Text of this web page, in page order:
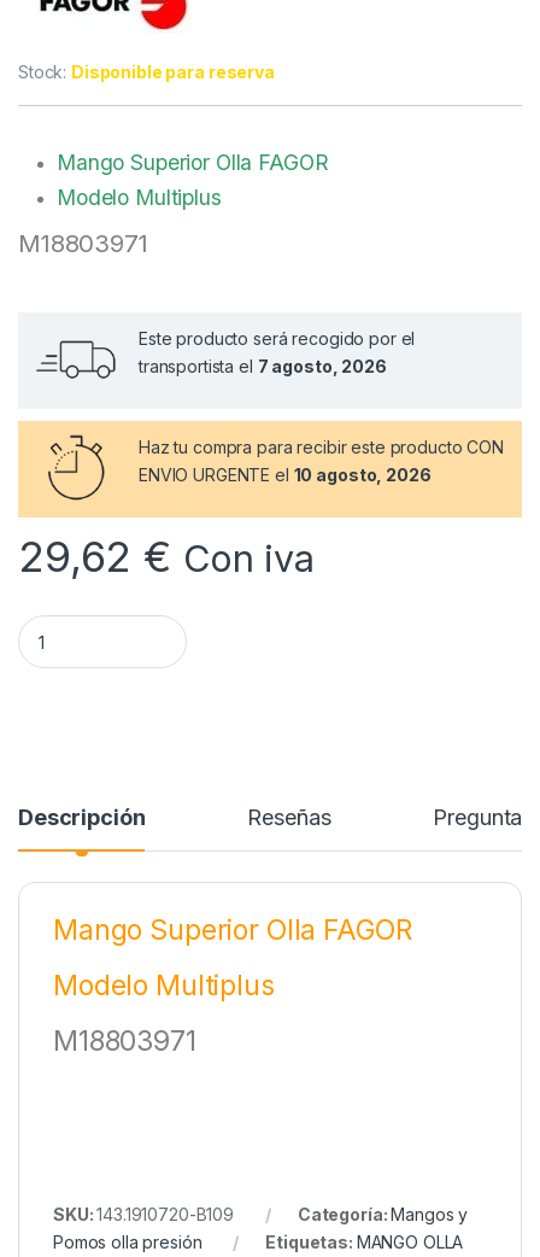
Stock: Disponible para reserva
Mango Superior Olla FAGOR
Modelo Multiplus
M18803971
Este producto será recogido por el
transportista el 7 agosto, 2026
Haz tu comprapara recibir este producto CON
ENVIO URGENTE el 10 agosto, 2026
29,62 € Con iva
Mango Superior Olla FAGOR Multiplus M18803971 cantidad
Descripción Reseñas
Mango Superior Olla FAGOR
Modelo Multiplus
M18803971
SKU:143.1910720-B109 Categoría:Mangos y
Pomos olla presión
Etiquetas: MANGO OLLA